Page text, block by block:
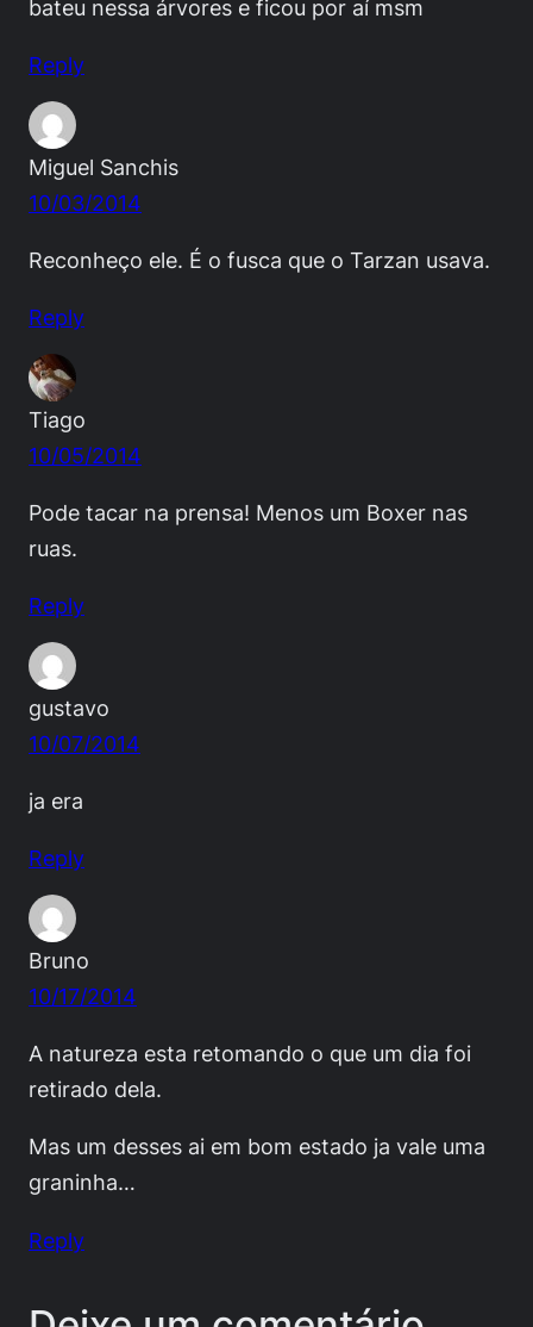
bateu nessa árvores e ficou por aí msm
Reply
Miguel Sanchis
10/03/2014
Reconheço ele. É o fusca que o Tarzan usava.
Reply
Tiago
10/05/2014
Pode tacar na prensa! Menos um Boxer nas
ruas.
Reply
gustavo
10/07/2014
ja era
Reply
Bruno
10/17/2014
A natureza esta retomando o que um dia foi
retirado dela.
Mas um desses ai em bom estado ja vale uma
graninha…
Reply